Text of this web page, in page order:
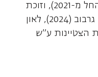
אמריקה-ישראל (2023) וקרן רונן (החל מ-2021), וזוכת
מלגות מקרנות נוספות מטעם קרן גרבוב (2024), לאון
(2022), ומלגות הצטיינות ע"ש